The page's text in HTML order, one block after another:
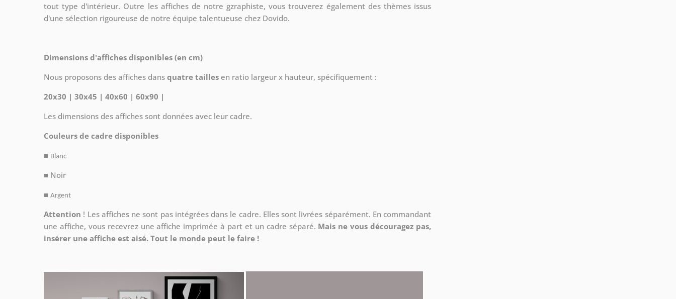
tout type d'intérieur. Outre les affiches de notre gzraphiste, vous trouverez également des thèmes issus
d'une sélection rigoureuse de notre équipe talentueuse chez Dovido.
Dimensions d'affiches disponibles (en cm)
Nous proposons des affiches dans quatre tailles en ratio largeur x hauteur, spécifiquement :
20x30 | 30x45 | 40x60 | 60x90 |
Les dimensions des affiches sont données avec leur cadre.
Couleurs de cadre disponibles
■ Blanc
■ Noir
■ Argent
Attention ! Les affiches ne sont pas intégrées dans le cadre. Elles sont livrées séparément. En commandant
une affiche, vous recevrez une affiche imprimée à part et un cadre séparé. Mais ne vous découragez pas,
insérer une affiche est aisé. Tout le monde peut le faire !